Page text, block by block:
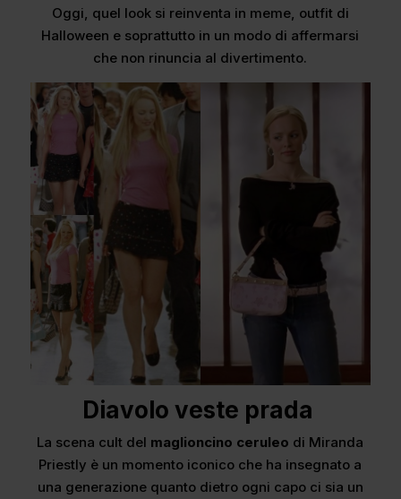
Oggi, quel look si reinventa in meme, outfit di
Halloween e soprattutto in un modo di affermarsi
che non rinuncia al divertimento.
Diavolo veste prada
La scena cult del maglioncino ceruleo di Miranda
Priestly è un momento iconico che ha insegnato a
una generazione quanto dietro ogni capo ci sia un